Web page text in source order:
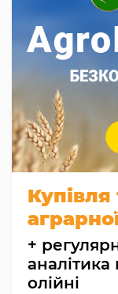
+
аналітика
олійні